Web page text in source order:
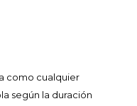
como cualquier
según la duración